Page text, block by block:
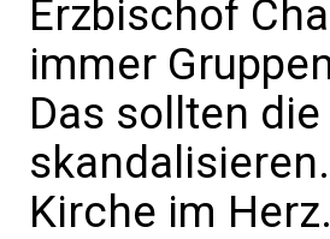
Erzbischof
immer
Das sollten
Kirche im